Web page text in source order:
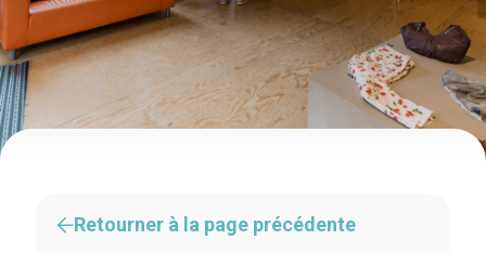
Retourner à la page précédente